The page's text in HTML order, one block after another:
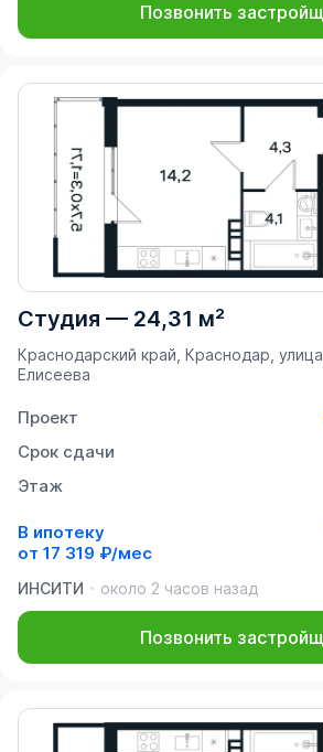
Позвонить
Студия — 24,31 м²
Краснодарский край, Краснодар,
Елисеева
Проект
Срок сдачи
Этаж
В ипотеку
от 17 319 ₽/мес
ИНСИТИ
около 2 часов назад
Позвонить